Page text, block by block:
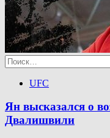
Найти:
UFC
Ян высказался о
Двалишвили